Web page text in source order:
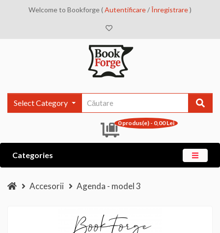
Welcome to Bookforge (Autentificare/Înregistrare)
Select Category
0 produs(e) - 0,00 Lei
Categories
Accesorii Agenda - model 3